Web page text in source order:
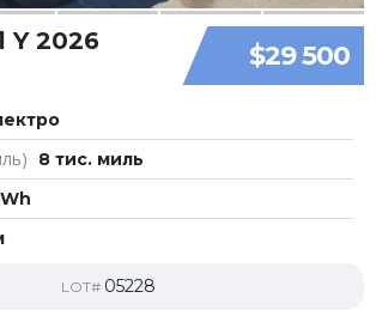
$29 500
Y 2026
8 тис. миль
LOT# 05228